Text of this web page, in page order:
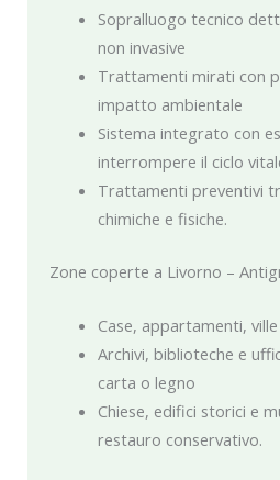
Sopralluogo tecnico
non invasive
Trattamenti mirati con
impatto ambientale
Sistema integrato con
interrompere il ciclo
Trattamenti preventivi
chimiche e fisiche.
Zone coperte a Livorno –
Case, appartamenti,
Archivi, biblioteche e
carta o legno
Chiese, edifici storici e
restauro conservativo.